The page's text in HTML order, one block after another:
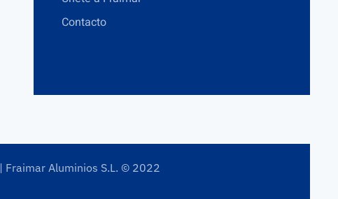
Contacto
| Fraimar Aluminios S.L. © 2022